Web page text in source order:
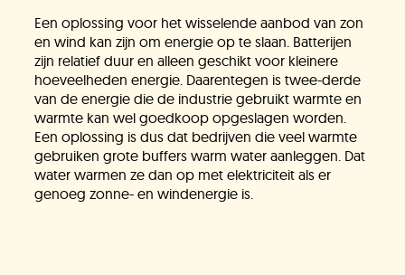
Een oplossing voor het wisselende aanbod van zon
en wind kan zijn om energie op te slaan. Batterijen
zijn relatief duur en alleen geschikt voor kleinere
hoeveelheden energie. Daarentegen is twee-derde
van de energie die de industrie gebruikt warmte en
warmte kan wel goedkoop opgeslagen worden.
Een oplossing is dus dat bedrijven die veel warmte
gebruiken grote buffers warm water aanleggen. Dat
water warmen ze dan op met elektriciteit als er
genoeg zonne- en windenergie is.